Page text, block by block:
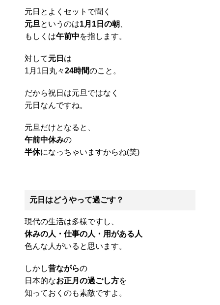
元日とよくセットで聞く
元旦というのは1月1日の朝
もしくは午前中を指します。
対して元日 は
1月1日丸々24時間のこと。
だから祝日は元旦ではなく
元日なんですね。
元旦だけとなると、
午前中休みの
半休になっちゃいますからね(笑)
元日はどうやって過ごす？
現代の生活は多様ですし、
休みの人・仕事の人・用がある人
色んな人がいると思います。
しかし昔ながらの
日本的なお正月の過ごし方を
知っておくのも素敵ですよ。